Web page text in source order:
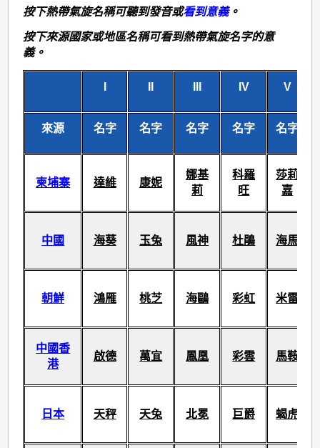
按下熱帶氣旋名稱可聽到發音或看到意義。
按下來源國家或地區名稱可看到熱帶氣旋名字的意
義。
IV V
來源 名字 名字 名字 名字 名字
柬埔寨 達維 康妮
娜基
莉
科羅
旺
莎莉
嘉
中國 海葵 玉兔 風神 杜鵑 海馬
朝鮮 鴻雁 桃芝 海鷗 彩虹 米雷
中國香
港
啟德 萬宜 鳳凰 彩雲 馬鞍
日本 天秤 天兔 北冕 巨爵 蝎虎